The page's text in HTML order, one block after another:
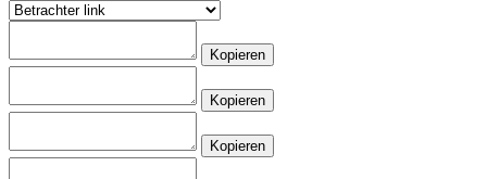
Kopieren
Kopieren
Kopieren